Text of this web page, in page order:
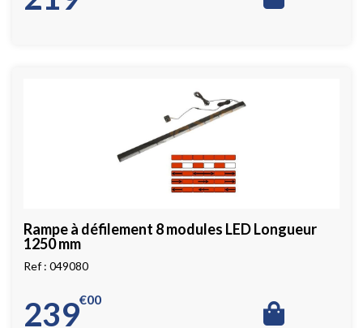
Rampe à défilement 8 modules LED Longueur
1250 mm
049080
239 00
€